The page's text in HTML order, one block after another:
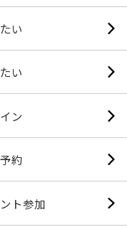
い
い
ン
約
ト参加